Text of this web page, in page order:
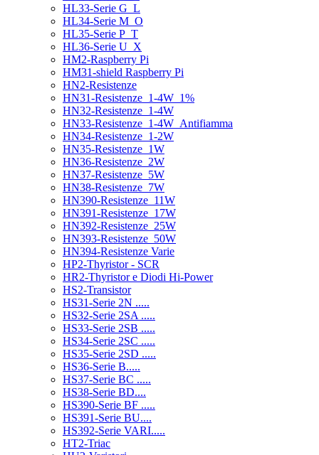
HL33-Serie G_L
HL34-Serie M_O
HL35-Serie P_T
HL36-Serie U_X
HM2-Raspberry Pi
HM31-shield Raspberry Pi
HN2-Resistenze
HN31-Resistenze_1-4W_1%
HN32-Resistenze_1-4W
HN33-Resistenze_1-4W_Antifiamma
HN34-Resistenze_1-2W
HN35-Resistenze_1W
HN36-Resistenze_2W
HN37-Resistenze_5W
HN38-Resistenze_7W
HN390-Resistenze_11W
HN391-Resistenze_17W
HN392-Resistenze_25W
HN393-Resistenze_50W
HN394-Resistenze Varie
HP2-Thyristor - SCR
HR2-Thyristor e Diodi Hi-Power
HS2-Transistor
HS31-Serie 2N .....
HS32-Serie 2SA .....
HS33-Serie 2SB .....
HS34-Serie 2SC .....
HS35-Serie 2SD .....
HS36-Serie B.....
HS37-Serie BC .....
HS38-Serie BD....
HS390-Serie BF .....
HS391-Serie BU....
HS392-Serie VARI.....
HT2-Triac